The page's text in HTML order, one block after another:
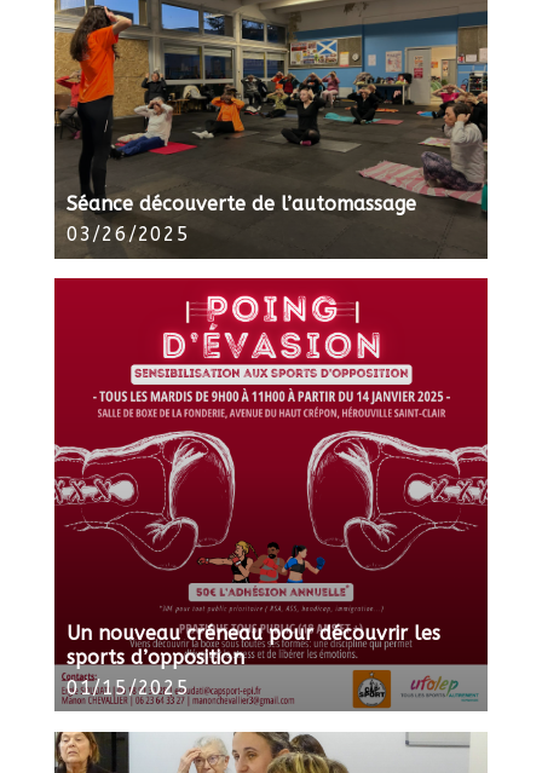
Séance découverte de l’automassage
03/26/2025
Un nouveau créneau pour découvrir les
sports d’opposition
01/15/2025